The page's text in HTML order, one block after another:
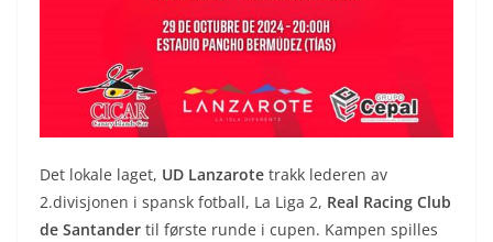
Det lokale laget, UD Lanzarote trakk lederen av
2.divisjonen i spansk fotball, La Liga 2, Real Racing Club
de Santander til første runde i cupen. Kampen spilles